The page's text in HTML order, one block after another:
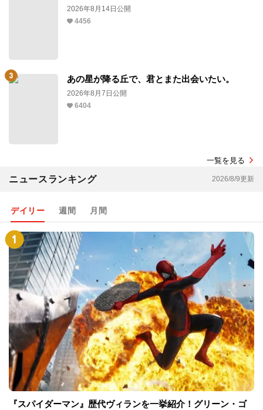
2026年8月14日公開
4456
あの星が降る丘で、君とまた出会いたい。
2026年8月7日公開
6404
一覧を見る
ニュースランキング 2026/8/9更新
デイリー 週間 月間
『スパイダーマン』歴代ヴィランを一挙紹介！グリーン・ゴ